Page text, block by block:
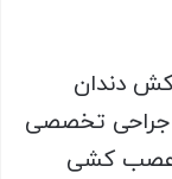
دندان
جراحی تخصصی
عصب کشی